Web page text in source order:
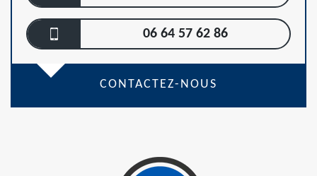
06 64 57 62 86
CONTACTEZ-NOUS